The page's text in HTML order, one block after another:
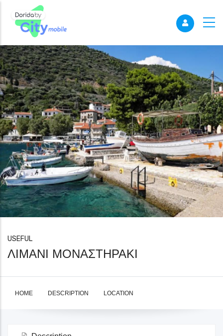
USEFUL
ΛΙΜΑΝΙ ΜΟΝΑΣΤΗΡΑΚΙ
HOME DESCRIPTION LOCATION